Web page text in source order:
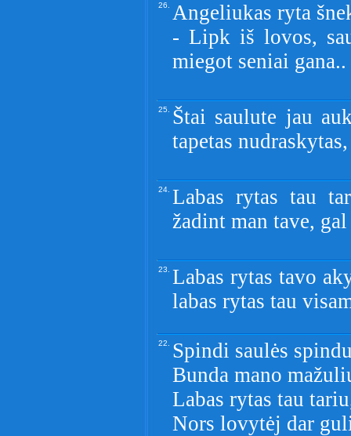
26. Angeliukas ryta
- Lipk iš lovos,
miegot seniai
25. Štai saulute jau
tapetas
24. Labas rytas tau
žadint man tave,
23. Labas rytas tavo
labas rytas tau
22. Spindi saulės
Bunda mano
Labas rytas tau
Nors lovytėj dar